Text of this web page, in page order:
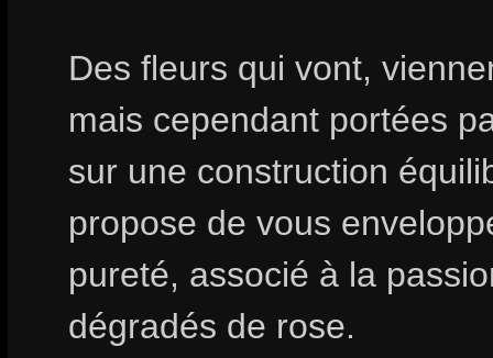
Des fleurs qui vont,
mais cependant portées
sur une construction
propose de vous
pureté, associé à la
dégradés de rose.